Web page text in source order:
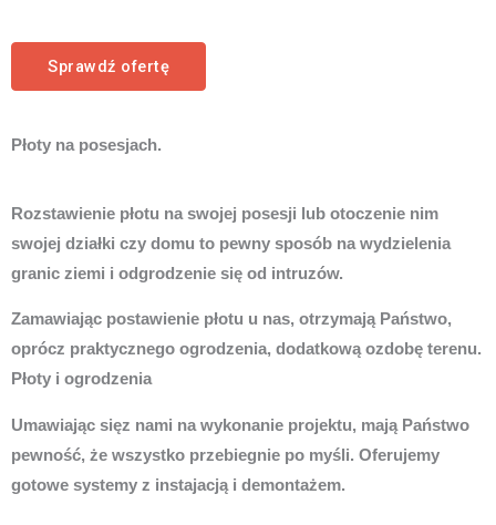
Sprawdź ofertę
Płoty na posesjach.
Rozstawienie płotu na swojej posesji lub otoczenie nim
swojej działki czy domu to pewny sposób na wydzielenia
granic ziemi i odgrodzenie się od intruzów.
Zamawiając postawienie płotu u nas, otrzymają Państwo,
oprócz praktycznego ogrodzenia, dodatkową ozdobę terenu.
Płoty i ogrodzenia
Umawiając sięz nami na wykonanie projektu, mają Państwo
pewność, że wszystko przebiegnie po myśli. Oferujemy
gotowe systemy z instajacją i demontażem.